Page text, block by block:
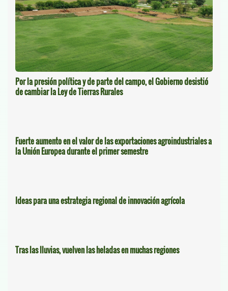
Por la presión política y de parte del campo, el Gobierno desistió
de cambiar la Ley de Tierras Rurales
Fuerte aumento en el valor de las exportaciones agroindustriales a
la Unión Europea durante el primer semestre
Ideas para una estrategia regional de innovación agrícola
Tras las lluvias, vuelven las heladas en muchas regiones